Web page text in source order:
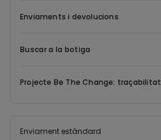
Enviaments i devolucions
Buscar a la botiga
Projecte Be The Change: traçabilitat
Enviament estàndard